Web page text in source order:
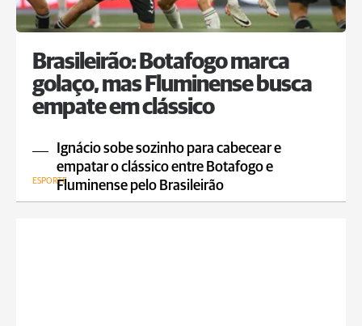
Brasileirão: Botafogo marca
golaço, mas Fluminense busca
empate em clássico
Ignácio sobe sozinho para cabecear e
empatar o clássico entre Botafogo e
Fluminense pelo Brasileirão
ESPORTE